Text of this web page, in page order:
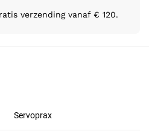
verzending vanaf € 120.
Servoprax